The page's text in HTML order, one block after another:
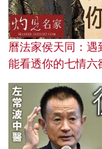
曆法家侯天同：
能看透你的七情六